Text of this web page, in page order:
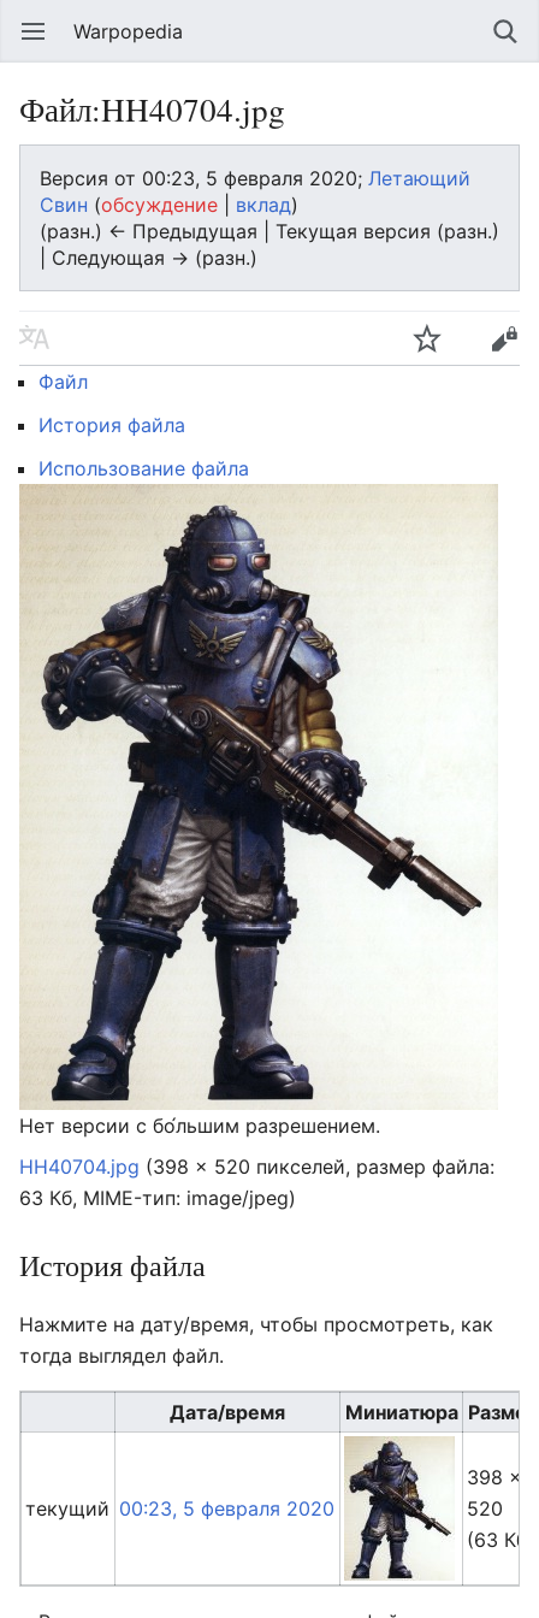
Warpopedia
Файл:HH40704.jpg
Версия от 00:23, 5 февраля 2020; Летающий
Свин (обсуждение вклад)
(разн.) ← Предыдущая | Текущая версия (разн.)
| Следующая → (разн.)
Файл
История файла
Использование файла
Нет версии с бо́льшим разрешением.
HH40704.jpg (398 × 520 пикселей, размер файла:
63 Кб, MIME-тип: image/jpeg)
История файла
Нажмите на дату/время, чтобы просмотреть, как
тогда выглядел файл.
Дата/время Миниатюра
текущий 00:23, 5 февраля 2020
398 ×
520
(63 Кб)